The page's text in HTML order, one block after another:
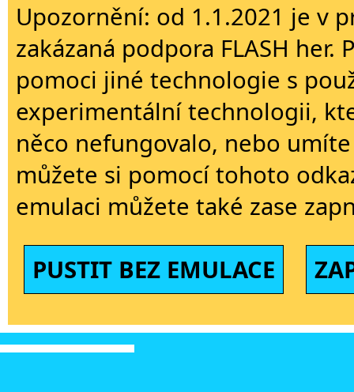
Upozornění: od 1.1.2021 je v
zakázaná podpora FLASH
pomoci jiné technologie s
experimentální technologii,
něco nefungovalo, nebo
můžete si pomocí tohoto
emulaci můžete také zase
PUSTIT BEZ EMULACE